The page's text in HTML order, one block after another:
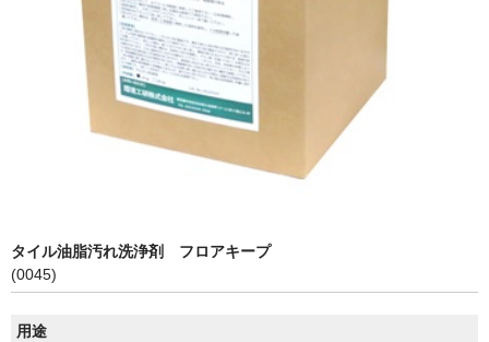
送料・納期・お支払方法
お問い合わせ
タイル油脂汚れ洗浄剤 フロアキープ
(0045)
用途